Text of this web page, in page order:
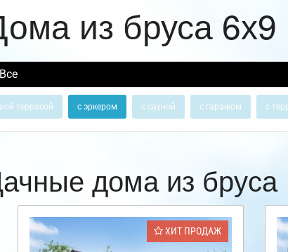
из бруса 6х9
Все
террасой с эркером с сауной с гаражом с
дома из бруса
ХИТ ПРОДАЖ